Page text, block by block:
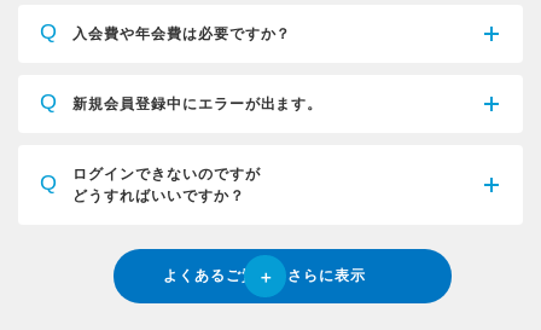
Q 入会費や年会費は必要ですか？
Q 新規会員登録中にエラーが出ます。
Q
ログインできないのですが
どうすればいいですか？
よくあるご質問をさらに表示